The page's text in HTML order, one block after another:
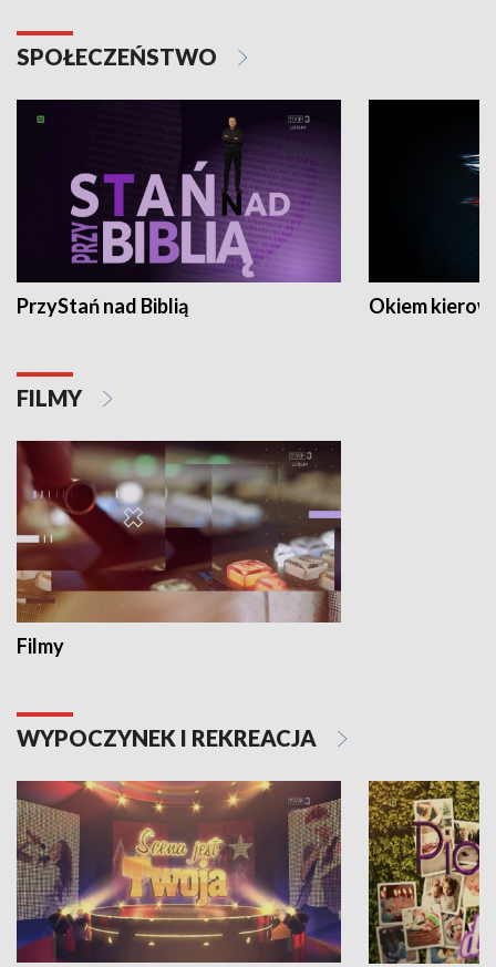
SPOŁECZEŃSTWO
PrzyStań nad Biblią Okiem
FILMY
Filmy
WYPOCZYNEK I REKREACJA